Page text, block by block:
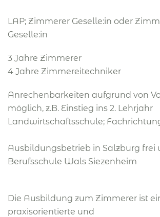
LAP; Zimmerer Geselle:in oder
Geselle:in
3 Jahre Zimmerer
4 Jahre Zimmereitechniker
Anrechenbarkeiten aufgrund von
möglich, z.B. Einstieg ins 2. Lehrjahr
Landwirtschaftsschule;
Ausbildungsbetrieb in Salzburg frei
Berufsschule Wals Siezenheim
Die Ausbildung zum Zimmerer ist
praxisorientierte und